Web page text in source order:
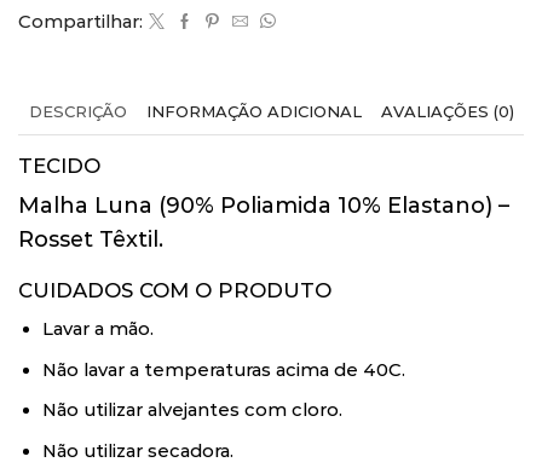
Compartilhar:
DESCRIÇÃO INFORMAÇÃO ADICIONAL AVALIAÇÕES (0)
TECIDO
Malha Luna (90% Poliamida 10% Elastano) –
Rosset Têxtil.
CUIDADOS COM O PRODUTO
Lavar a mão.
Não lavar a temperaturas acima de 40C.
Não utilizar alvejantes com cloro.
Não utilizar secadora.